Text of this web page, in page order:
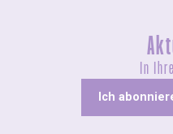
In
Ich